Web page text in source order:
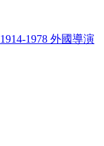
1914-1978 外國導演